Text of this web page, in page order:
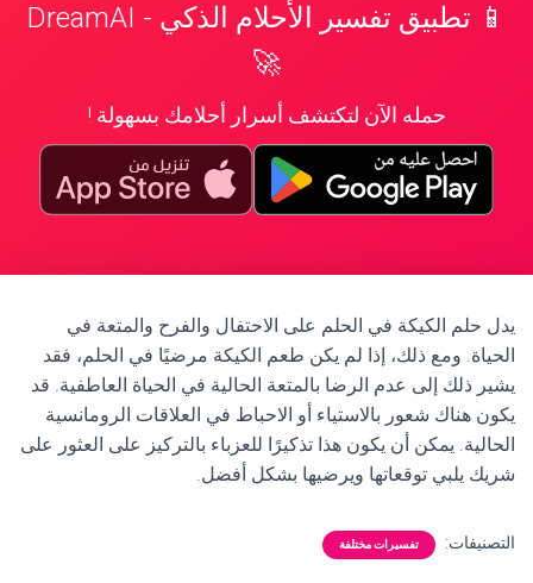
📱 تطبيق تفسير الأحلام الذكي - DreamAI
🚀
حمله الآن لتكتشف أسرار أحلامك بسهولة !
يدل حلم الكيكة في الحلم على الاحتفال والفرح والمتعة في
الحياة. ومع ذلك، إذا لم يكن طعم الكيكة مرضيًا في الحلم، فقد
يشير ذلك إلى عدم الرضا بالمتعة الحالية في الحياة العاطفية. قد
يكون هناك شعور بالاستياء أو الاحباط في العلاقات الرومانسية
الحالية. يمكن أن يكون هذا تذكيرًا للعزباء بالتركيز على العثور على
شريك يلبي توقعاتها ويرضيها بشكل أفضل.
التصنيفات: تفسيرات مختلفة